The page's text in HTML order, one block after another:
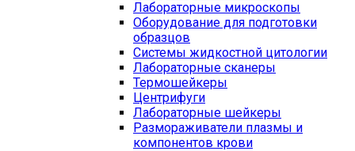
Лабораторные микроскопы
Оборудование для подготовки
образцов
Системы жидкостной цитологии
Лабораторные сканеры
Термошейкеры
Центрифуги
Лабораторные шейкеры
Размораживатели плазмы и
компонентов крови